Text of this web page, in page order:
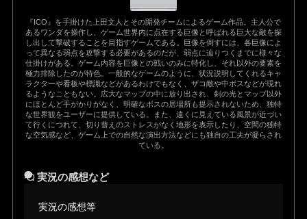
『ICO』を手掛けた上田文人とその開発チームによるゲーム作品。主人公で
あるワンダを操作し、ゲーム世界内に点在する巨像と呼ばれる巨大な敵を探
し出して撃破することを目指すゲームである。巨像を倒すには、各巨像によ
って異なる弱点を攻撃する必要があるのだが、弱点に辿りつくまでに様々な
仕掛けがある。ゲーム内容を巨像との戦いのみに特化し、それ以外の要素を
極力排除したのが特色。一般的なゲームのように、状況説明してくれるキャ
ラクターや看板や標識などがあるわけでもなく、ザコ敵や中ボスなどが現れ
るようなこともない。広大なマップの中に放り出され、剣の光とマップ以外
にほとんど手がかりがなく、明確なボスの居場所も提示されないため、独特
な世界観をユーザーに提供している。また、遠くに見えている風景が近づい
て行くにつれて、切り替えのストレスがなく地形を表示したり、空間の独特
な空気感など、ゲーム上での自然な演出方法などにも独自の工夫が凝らされ
ている。
実況の感想など
実況の感想等